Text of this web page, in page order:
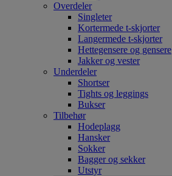
Overdeler
Singleter
Kortermede t-skjorter
Langermede t-skjorter
Hettegensere og gensere
Jakker og vester
Underdeler
Shortser
Tights og leggings
Bukser
Tilbehør
Hodeplagg
Hansker
Sokker
Bagger og sekker
Utstyr